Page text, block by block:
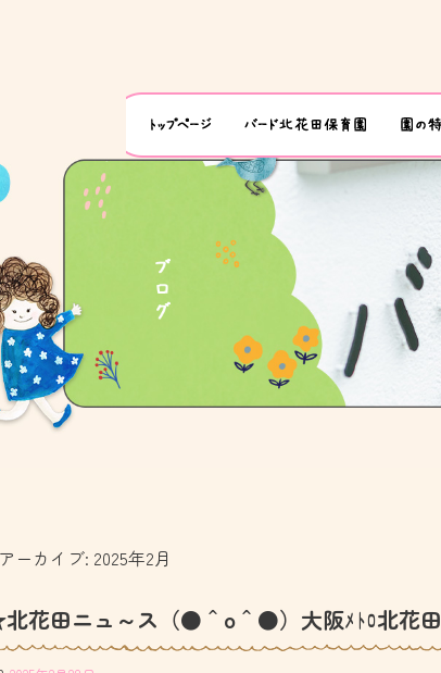
ーカイブ: 2025年2月
花田ニュ～ス（●＾o＾●）大阪ﾒﾄﾛ北花田